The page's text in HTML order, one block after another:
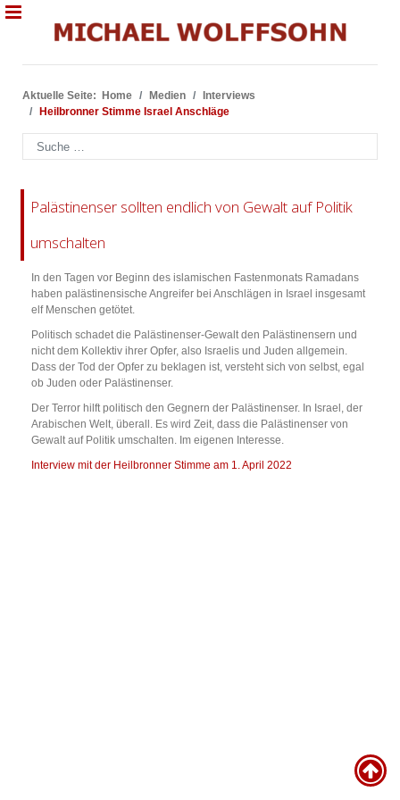
Aktuelle Seite: Home Medien
Interviews
Heilbronner Stimme Israel Anschläge
Suchen
Palästinenser sollten endlich von Gewalt auf Politik
umschalten
In den Tagen vor Beginn des islamischen Fastenmonats Ramadans
haben palästinensische Angreifer bei Anschlägen in Israel insgesamt
elf Menschen getötet.
Politisch schadet die Palästinenser-Gewalt den Palästinensern und
nicht dem Kollektiv ihrer Opfer, also Israelis und Juden allgemein.
Dass der Tod der Opfer zu beklagen ist, versteht sich von selbst, egal
ob Juden oder Palästinenser.
Der Terror hilft politisch den Gegnern der Palästinenser. In Israel, der
Arabischen Welt, überall. Es wird Zeit, dass die Palästinenser von
Gewalt auf Politik umschalten. Im eigenen Interesse.
Interview mit der Heilbronner Stimme am 1. April 2022